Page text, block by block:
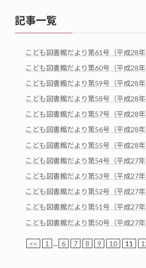
記事一覧
こども図書館だより第61号（平成28年
こども図書館だより第60号（平成28年
こども図書館だより第59号（平成28年
こども図書館だより第58号（平成28年
こども図書館だより第57号（平成28
こども図書館だより第56号（平成28
こども図書館だより第55号（平成28年
こども図書館だより第54号（平成27年
こども図書館だより第53号（平成27年
こども図書館だより第52号（平成27年
こども図書館だより第51号（平成27年
こども図書館だより第50号（平成27年
<< 1 ... 6 7 8 9 10 11